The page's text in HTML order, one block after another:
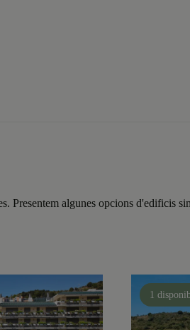
Presentem algunes opcions d'edificis
1